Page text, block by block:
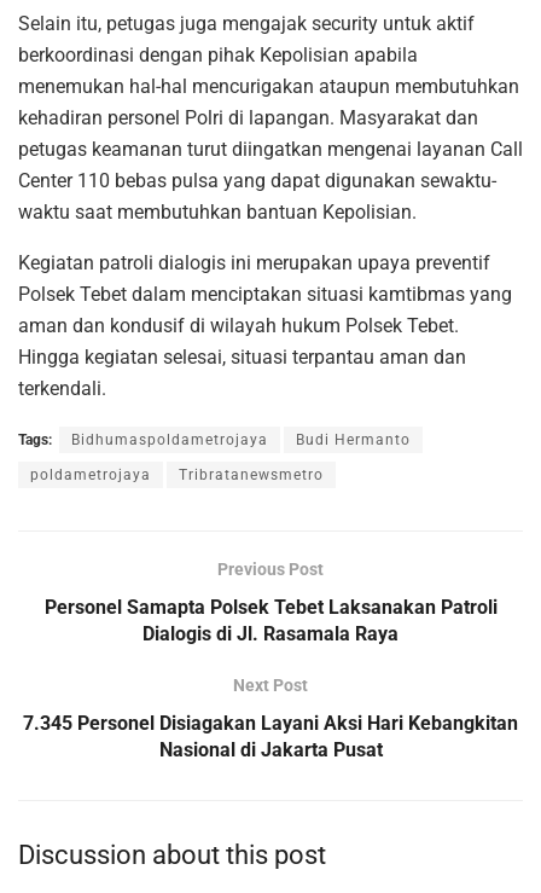
Selain itu, petugas juga mengajak security untuk aktif
berkoordinasi dengan pihak Kepolisian apabila
menemukan hal-hal mencurigakan ataupun membutuhkan
kehadiran personel Polri di lapangan. Masyarakat dan
petugas keamanan turut diingatkan mengenai layanan Call
Center 110 bebas pulsa yang dapat digunakan sewaktu-
waktu saat membutuhkan bantuan Kepolisian.
Kegiatan patroli dialogis ini merupakan upaya preventif
Polsek Tebet dalam menciptakan situasi kamtibmas yang
aman dan kondusif di wilayah hukum Polsek Tebet.
Hingga kegiatan selesai, situasi terpantau aman dan
terkendali.
Tags: Bidhumaspoldametrojaya Budi Hermanto
poldametrojaya Tribratanewsmetro
Previous Post
Personel Samapta Polsek Tebet Laksanakan Patroli
Dialogis di Jl. Rasamala Raya
Next Post
7.345 Personel Disiagakan Layani Aksi Hari Kebangkitan
Nasional di Jakarta Pusat
Discussion about this post